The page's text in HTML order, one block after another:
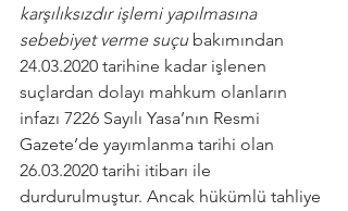
karşılıksızdır işlemi yapılmasına
sebebiyet verme suçu bakımından
24.03.2020 tarihine kadar işlenen
suçlardan dolayı mahkum olanların
infazı 7226 Sayılı Yasa’nın Resmi
Gazete’de yayımlanma tarihi olan
26.03.2020 tarihi itibarı ile
durdurulmuştur. Ancak hükümlü tahliye